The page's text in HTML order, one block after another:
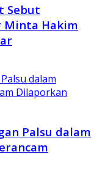
Sebut
Minta Hakim
Palsu dalam